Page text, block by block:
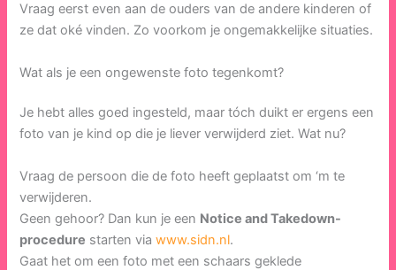
Vraag eerst even aan de ouders van de andere kinderen of
ze dat oké vinden. Zo voorkom je ongemakkelijke situaties.
Wat als je een ongewenste foto tegenkomt?
Je hebt alles goed ingesteld, maar tóch duikt er ergens een
foto van je kind op die je liever verwijderd ziet. Wat nu?
Vraag de persoon die de foto heeft geplaatst om ‘m te
verwijderen.
Geen gehoor? Dan kun je een Notice and Takedown-
procedure starten viawww.sidn.nl.
Gaat het om een foto met een schaars geklede